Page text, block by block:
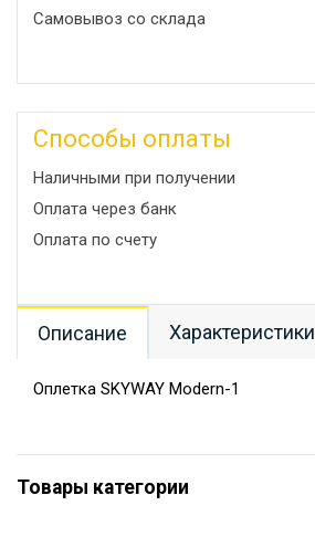
Самовывоз со склада
Способы оплаты
Наличными при получении
Оплата через банк
Оплата по счету
Описание Характеристики
Оплетка SKYWAY Modern-1
Товары категории